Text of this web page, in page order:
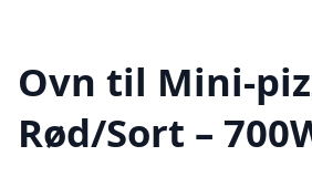
Ovn til Mini-
Rød/Sort –